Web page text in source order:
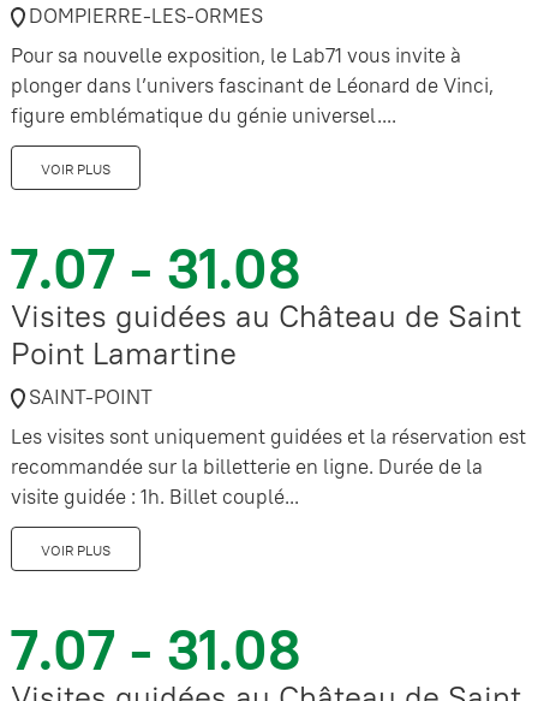
DOMPIERRE-LES-ORMES
Pour sa nouvelle exposition, le Lab71 vous invite à
plonger dans l’univers fascinant de Léonard de Vinci,
figure emblématique du génie universel....
VOIR PLUS
7.07 - 31.08
Visites guidées au Château de Saint
Point Lamartine
SAINT-POINT
Les visites sont uniquement guidées et la réservation est
recommandée sur la billetterie en ligne. Durée de la
visite guidée : 1h. Billet couplé...
VOIR PLUS
7.07 - 31.08